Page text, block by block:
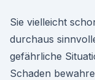
Sie vielleicht
durchaus
gefährliche
Schaden